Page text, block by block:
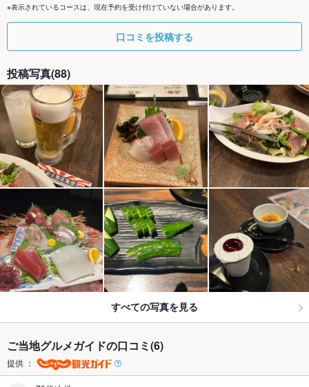
※表示されているコースは、現在予約を受け付けていない場合があります。
口コミを投稿する
投稿写真(88)
すべての写真を見る
ご当地グルメガイドの口コミ(6)
提供 ：